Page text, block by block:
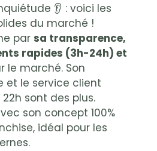
👂 : voici les
du marché !
par sa transparence,
rapides (3h-24h) et
le marché. Son
et le service client
sont des plus.
son concept 100%
idéal pour les